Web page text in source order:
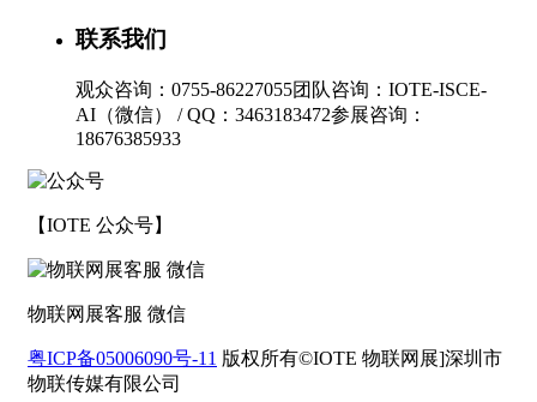
联系我们
观众咨询：0755-86227055团队咨询：IOTE-ISCE-
AI（微信） / QQ：3463183472参展咨询：
18676385933
【IOTE 公众号】
物联网展客服 微信
粤ICP备05006090号-11 版权所有©IOTE 物联网展]深圳市
物联传媒有限公司